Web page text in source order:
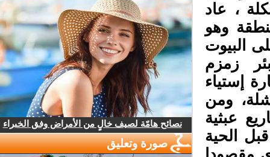
، عاد
وهو
البيوت
زمزم
إستياء
ومن
عبثية
الحية
نصائح هامّة لصيف خالٍ من الأمراض وفق الخبراء
صورة وتعليق